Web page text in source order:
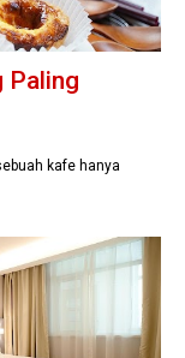
Paling
kafe hanya